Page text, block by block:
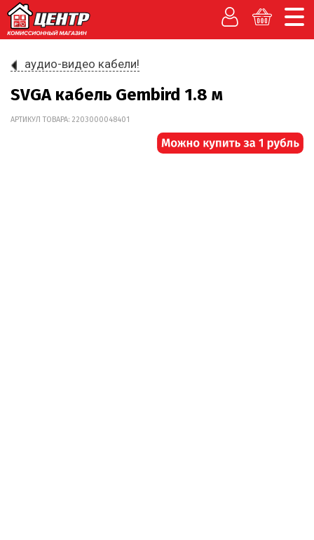
аудио-видео кабели!
SVGA кабель Gembird 1.8 м
АРТИКУЛ ТОВАРА: 2203000048401